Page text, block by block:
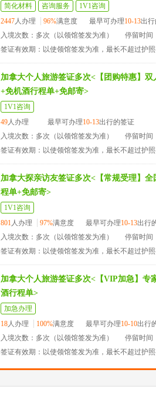
简化材料 咨询服务
1V1咨询
2447人办理 96%满意度 最早可办理10-13出
入境次数：多次（以领馆签发为准）
停留时间
签证有效期：以使领馆签发为准，最长不超过护
加拿大个人旅游签证多次<【团购特惠】
+免机酒行程单+免邮寄>
1V1咨询
49人办理 最早可办理10-13出行的签证
入境次数：多次（以领馆签发为准）
停留时间
签证有效期：以使领馆签发为准，最长不超过护
加拿大探亲访友签证多次<【常规受理】
程单+免邮寄>
1V1咨询
801人办理 97%满意度 最早可办理10-13出行
入境次数：多次（以领馆签发为准）
停留时间
签证有效期：以使领馆签发为准，最长不超过护
加拿大个人旅游签证多次<【VIP加急】专
酒行程单>
加急办理
18人办理 100%满意度 最早可办理10-10出行
入境次数：多次（以领馆签发为准）
停留时间
签证有效期：以使领馆签发为准，最长不超过护